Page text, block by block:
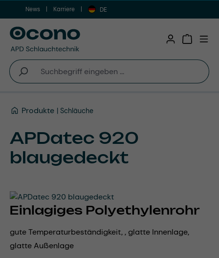
Zum Hauptinhalt springen
News Karriere DE
Produkte Schläuche
APDatec 920
blaugedeckt
Einlagiges Polyethylenrohr
gute Temperaturbeständigkeit, , glatte Innenlage,
glatte Außenlage